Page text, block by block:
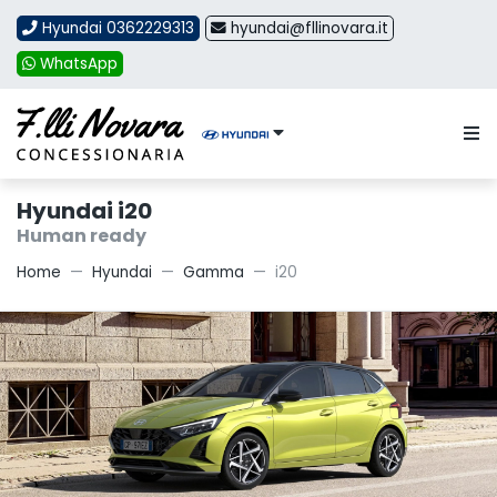
Hyundai 0362229313
hyundai@fllinovara.it
WhatsApp
Hyundai i20
Human ready
Home Hyundai Gamma i20